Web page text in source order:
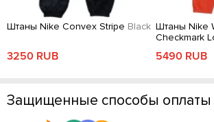
Штаны Nike Convex Stripe Black
3250 RUB
Штаны Nike
Checkmark
5490 RUB
Защищенные способы оплаты